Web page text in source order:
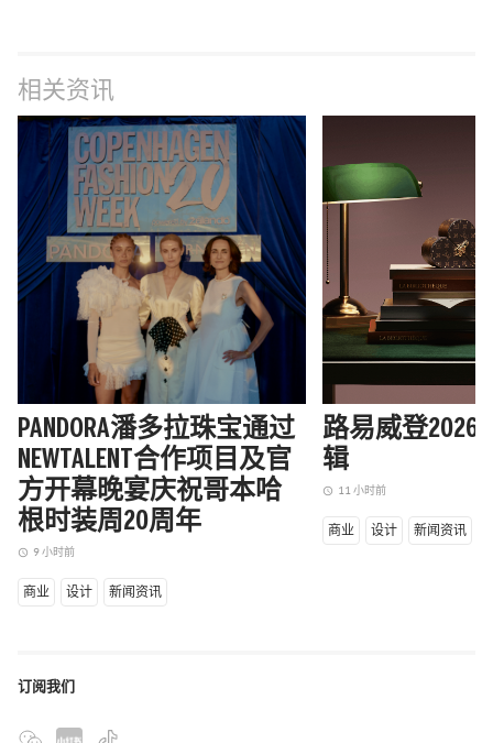
相关资讯
PANDORA潘多拉珠宝通过
NEWTALENT合作项目及官
方开幕晚宴庆祝哥本哈
根时装周20周年
access_time 9 小时前
商业 设计 新闻资讯
路易威登2026
辑
access_time 11 小时前
商业 设计 新闻资讯
订阅我们